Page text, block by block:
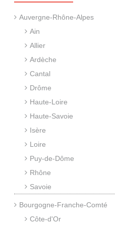
Auvergne-Rhône-Alpes
Ain
Allier
Ardèche
Cantal
Drôme
Haute-Loire
Haute-Savoie
Isère
Loire
Puy-de-Dôme
Rhône
Savoie
Bourgogne-Franche-Comté
Côte-d'Or